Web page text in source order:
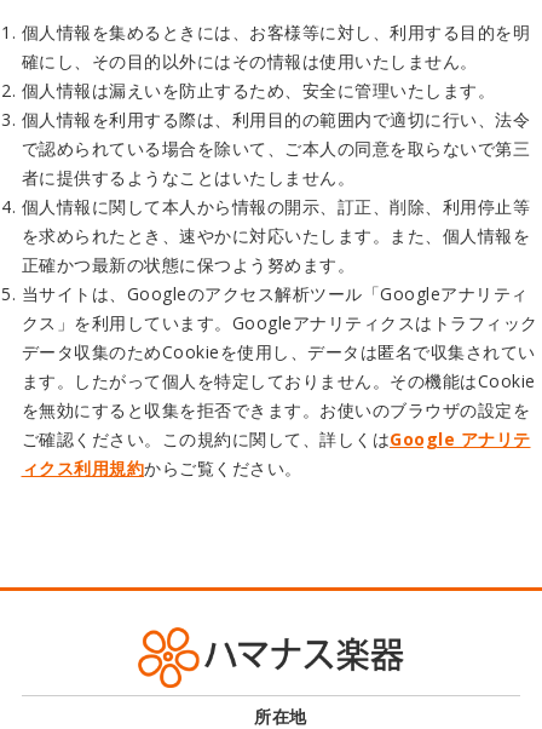
個人情報を集めるときには、お客様等に対し、利用する目的を明
確にし、その目的以外にはその情報は使用いたしません。
個人情報は漏えいを防止するため、安全に管理いたします。
個人情報を利用する際は、利用目的の範囲内で適切に行い、法令
で認められている場合を除いて、ご本人の同意を取らないで第三
者に提供するようなことはいたしません。
個人情報に関して本人から情報の開示、訂正、削除、利用停止等
を求められたとき、速やかに対応いたします。また、個人情報を
正確かつ最新の状態に保つよう努めます。
当サイトは、Googleのアクセス解析ツール「Googleアナリティ
クス」を利用しています。Googleアナリティクスはトラフィック
データ収集のためCookieを使用し、データは匿名で収集されてい
ます。したがって個人を特定しておりません。その機能はCookie
を無効にすると収集を拒否できます。お使いのブラウザの設定を
ご確認ください。この規約に関して、詳しくはGoogle アナリテ
ィクス利用規約からご覧ください。
所在地